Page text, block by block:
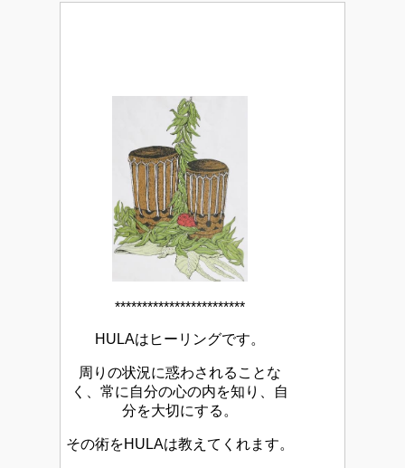
************************
HULAはヒーリングです。
周りの状況に惑わされることな
く、常に自分の心の内を知り、自
分を大切にする。
その術をHULAは教えてくれます。